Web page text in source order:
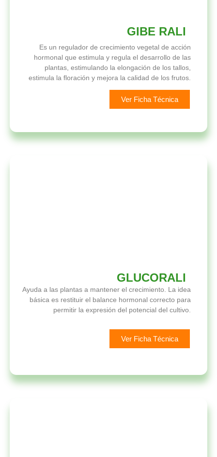
GIBE RALI
Es un regulador de crecimiento vegetal de acción
hormonal que estimula y regula el desarrollo de las
plantas, estimulando la elongación de los tallos,
estimula la floración y mejora la calidad de los frutos.
Ver Ficha Técnica
GLUCORALI
Ayuda a las plantas a mantener el crecimiento. La idea
básica es restituir el balance hormonal correcto para
permitir la expresión del potencial del cultivo.
Ver Ficha Técnica